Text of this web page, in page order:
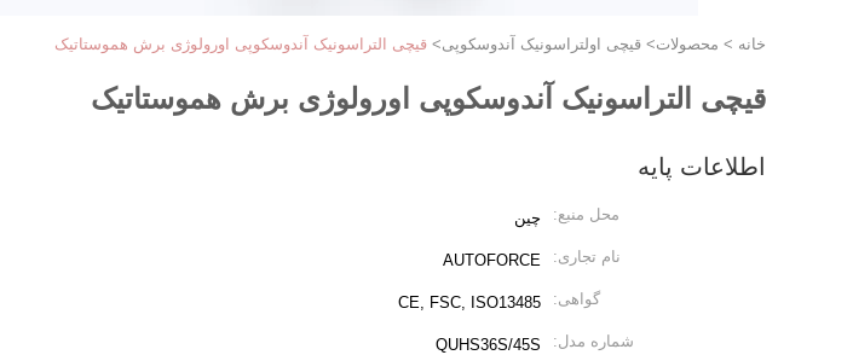
خانه > محصولات> قیچی اولتراسونیک آندوسکوپی> قیچی التراسونیک آندوسکوپی اورولوژی برش هموستاتیک
قیچی التراسونیک آندوسکوپی اورولوژی برش هموستاتیک
اطلاعات پایه
محل منبع: چین
نام تجاری: AUTOFORCE
گواهی: CE, FSC, ISO13485
شماره مدل: QUHS36S/45S